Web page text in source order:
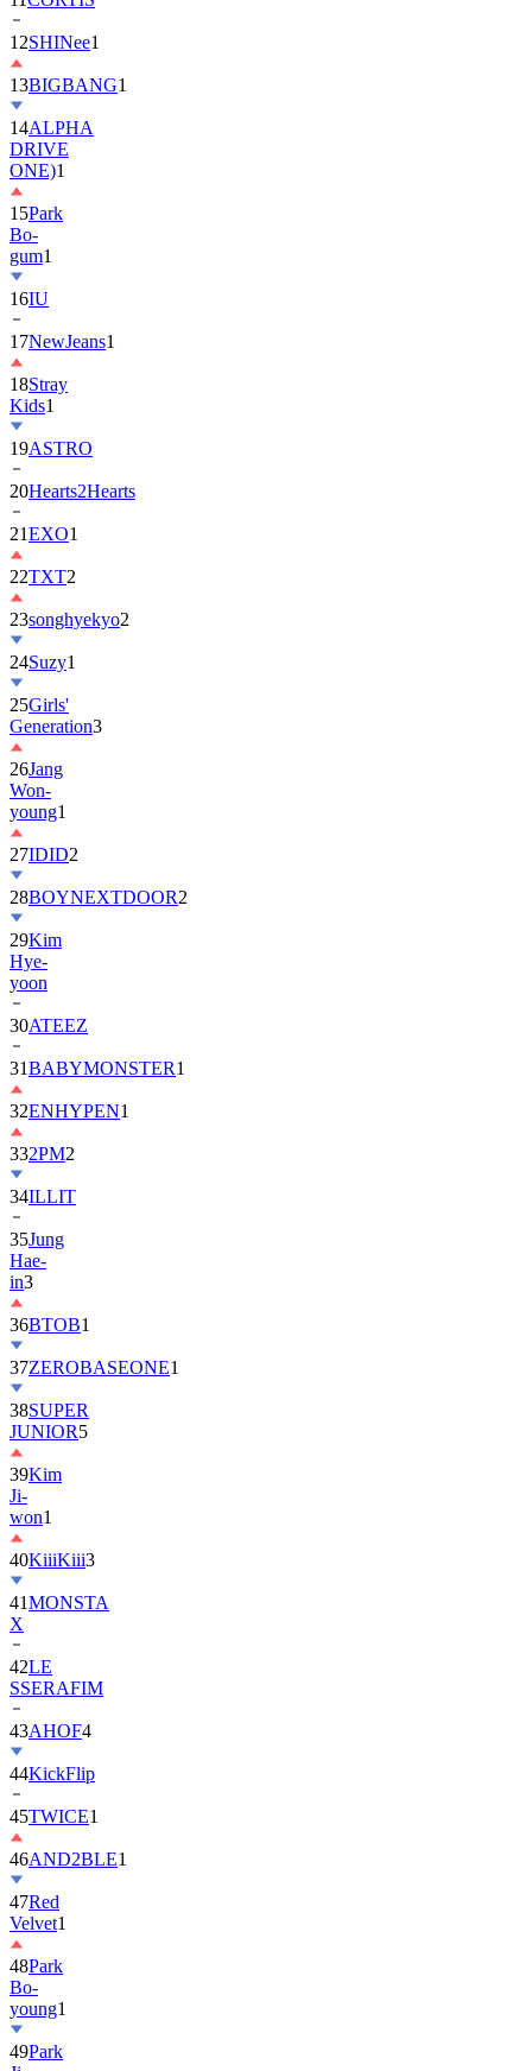
12SHINee1
13BIGBANG1
14ALPHA
DRIVE
ONE)1
15Park
Bo-
gum1
16IU
17NewJeans1
18Stray
Kids1
19ASTRO
20Hearts2Hearts
21EXO1
22TXT2
23songhyekyo2
24Suzy1
25Girls'
Generation3
26Jang
Won-
young1
27IDID2
28BOYNEXTDOOR2
29Kim
Hye-
yoon
30ATEEZ
31BABYMONSTER1
32ENHYPEN1
332PM2
34ILLIT
35Jung
Hae-
in3
36BTOB1
37ZEROBASEONE1
38SUPER
JUNIOR5
39Kim
Ji-
won1
40KiiiKiii3
41MONSTA
X
42LE
SSERAFIM
43AHOF4
44KickFlip
45TWICE1
46AND2BLE1
47Red
Velvet1
48Park
Bo-
young1
49Park